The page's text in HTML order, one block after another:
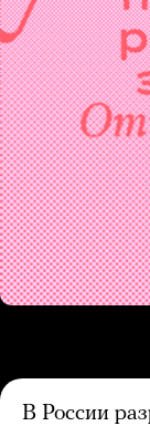
В России